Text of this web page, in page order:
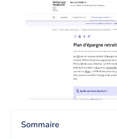
Sommaire